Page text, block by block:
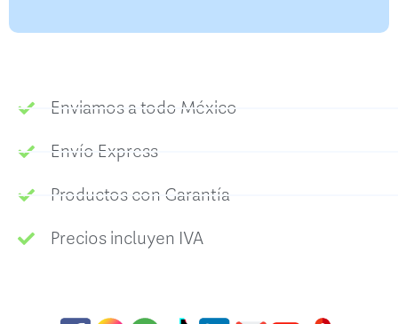
Enviamos a todo México
Envío Express
Productos con Garantía
Precios incluyen IVA